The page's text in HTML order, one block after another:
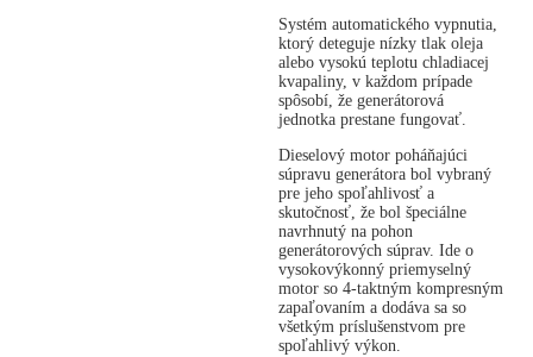
Systém automatického vypnutia,
ktorý deteguje nízky tlak oleja
alebo vysokú teplotu chladiacej
kvapaliny, v každom prípade
spôsobí, že generátorová
jednotka prestane fungovať.
Dieselový motor poháňajúci
súpravu generátora bol vybraný
pre jeho spoľahlivosť a
skutočnosť, že bol špeciálne
navrhnutý na pohon
generátorových súprav. Ide o
vysokovýkonný priemyselný
motor so 4-taktným kompresným
zapaľovaním a dodáva sa so
všetkým príslušenstvom pre
spoľahlivý výkon.